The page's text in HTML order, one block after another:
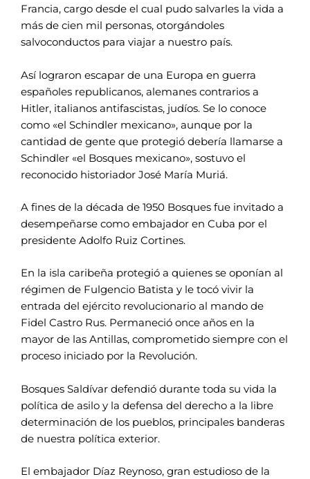
Francia, cargo desde el cual pudo salvarles la vida a
más de cien mil personas, otorgándoles
salvoconductos para viajar a nuestro país.
Así lograron escapar de una Europa en guerra
españoles republicanos, alemanes contrarios a
Hitler, italianos antifascistas, judíos. Se lo conoce
como «el Schindler mexicano», aunque por la
cantidad de gente que protegió debería llamarse a
Schindler «el Bosques mexicano», sostuvo el
reconocido historiador José María Muriá.
A fines de la década de 1950 Bosques fue invitado a
desempeñarse como embajador en Cuba por el
presidente Adolfo Ruiz Cortines.
En la isla caribeña protegió a quienes se oponían al
régimen de Fulgencio Batista y le tocó vivir la
entrada del ejército revolucionario al mando de
Fidel Castro Rus. Permaneció once años en la
mayor de las Antillas, comprometido siempre con el
proceso iniciado por la Revolución.
Bosques Saldívar defendió durante toda su vida la
política de asilo y la defensa del derecho a la libre
determinación de los pueblos, principales banderas
de nuestra política exterior.
El embajador Díaz Reynoso, gran estudioso de la